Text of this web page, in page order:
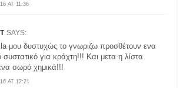
AT 11:36
SAYS:
AT 12:21
μου δυστυχώς το γνωριζω προσθέτουν ενα
συστατικό για κράχτη!!! Και μετα η λίστα
σωρό χημικά!!!